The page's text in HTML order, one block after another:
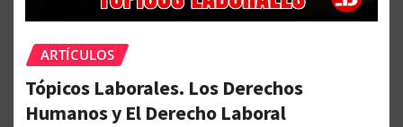
ARTÍCULOS
Tópicos Laborales. Los Derechos
Humanos y El Derecho Laboral